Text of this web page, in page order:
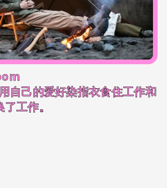
自己的爱好染指衣食住工作和
工作。